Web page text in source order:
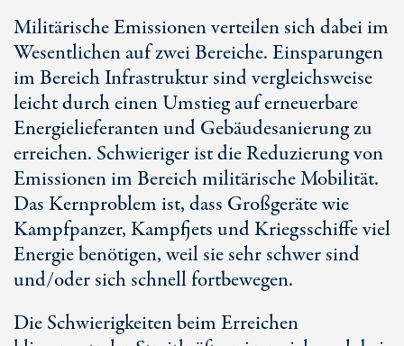
Militärische Emissionen verteilen sich dabei im
Wesentlichen auf zwei Bereiche. Einsparungen
im Bereich Infrastruktur sind vergleichsweise
leicht durch einen Umstieg auf erneuerbare
Energielieferanten und Gebäudesanierung zu
erreichen. Schwieriger ist die Reduzierung von
Emissionen im Bereich militärische Mobilität.
Das Kernproblem ist, dass Großgeräte wie
Kampfpanzer, Kampfjets und Kriegsschiffe viel
Energie benötigen, weil sie sehr schwer sind
und/oder sich schnell fortbewegen.
Die Schwierigkeiten beim Erreichen